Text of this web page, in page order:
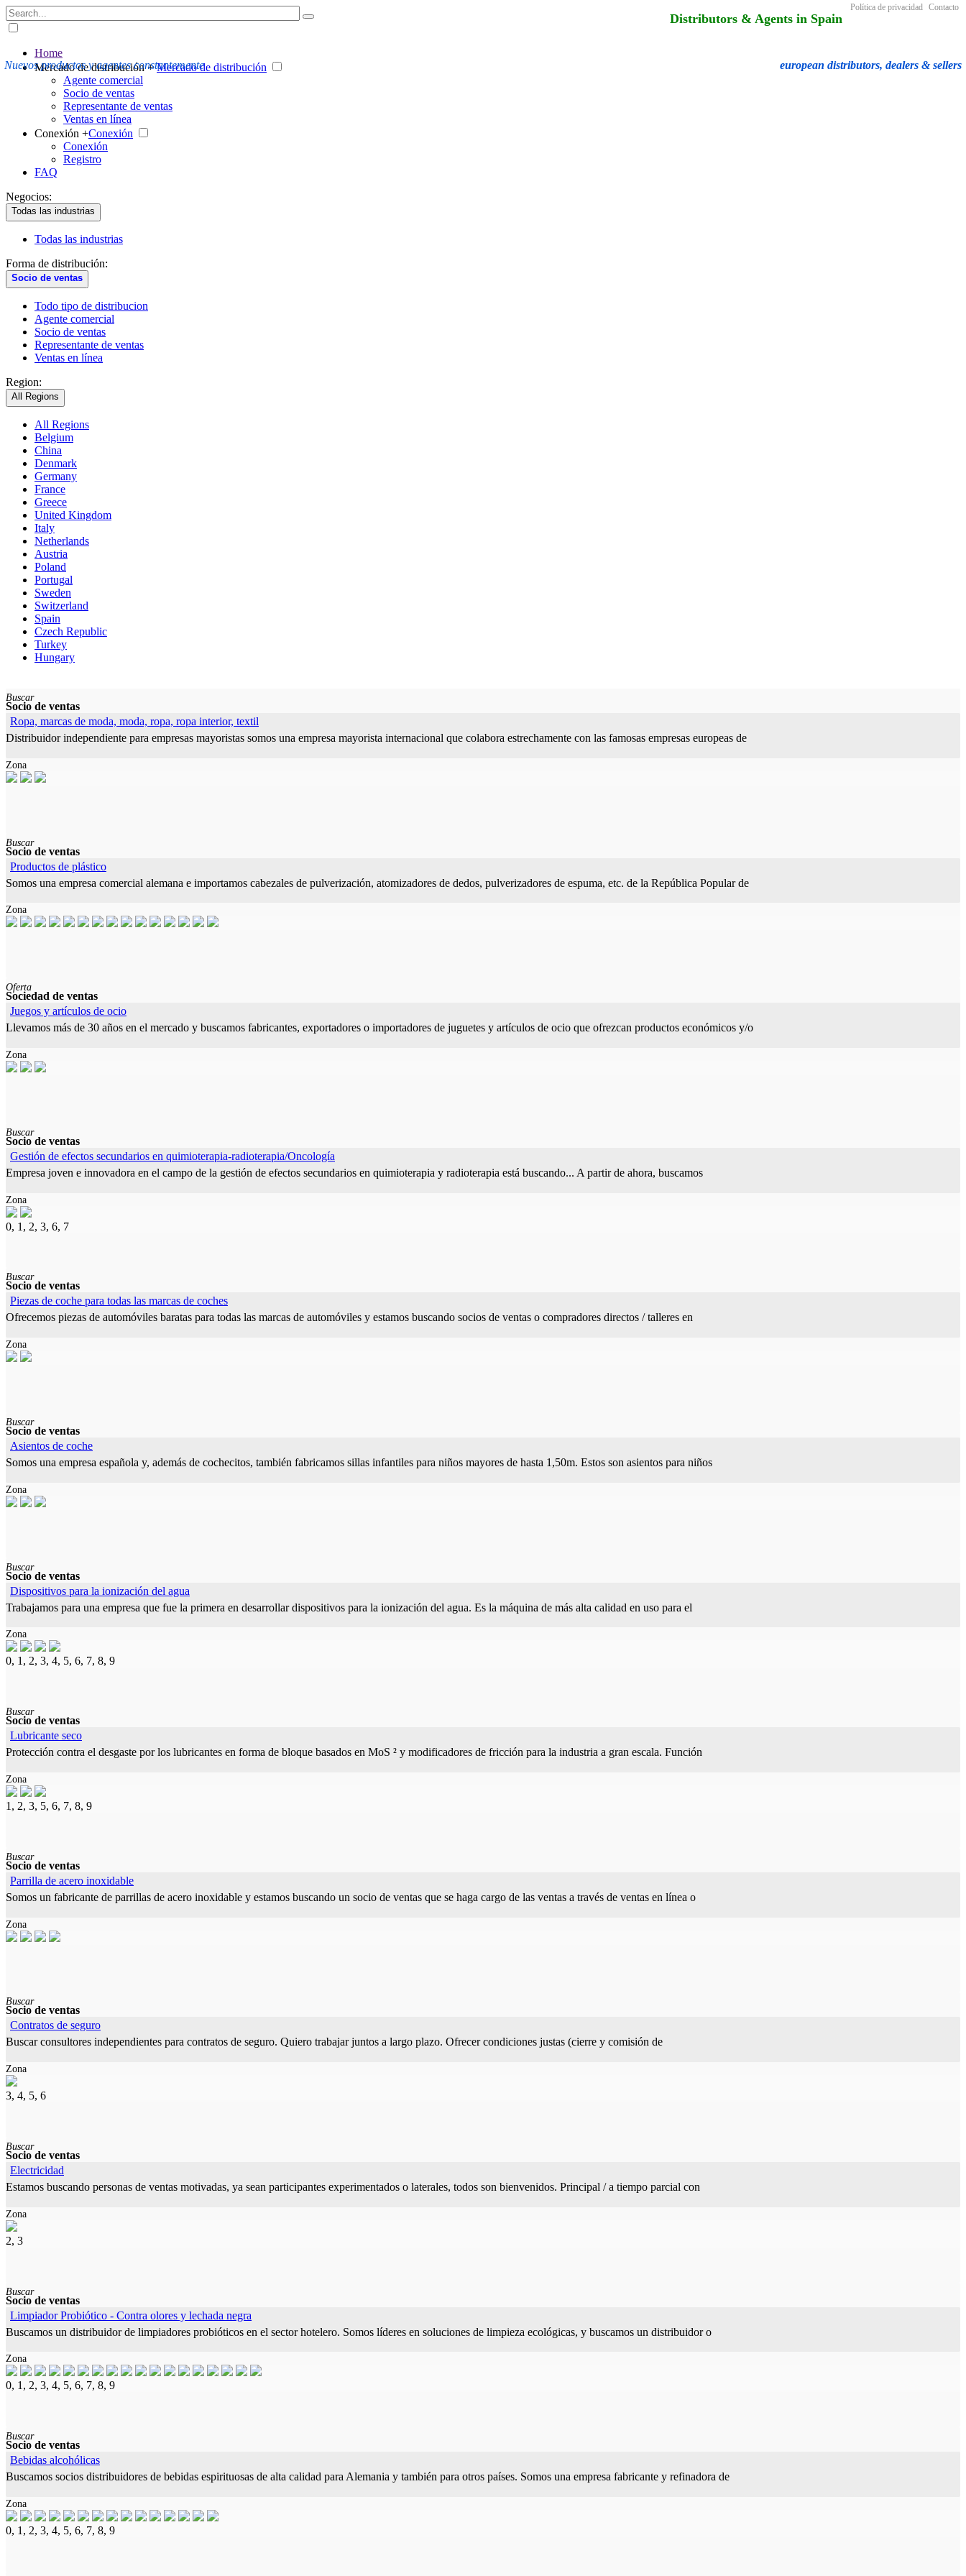
Distributors & Agents in Spain
Nuevos productos y agentes constantemente european distributors, dealers & sellers
Política de privacidad Contacto
Home
Mercado de distribución + Mercado de distribución
Agente comercial
Socio de ventas
Representante de ventas
Ventas en línea
Conexión +Conexión
Conexión
Registro
FAQ
Negocios:
Todas las industrias
Todas las industrias
Forma de distribución:
Socio de ventas
Todo tipo de distribucion
Agente comercial
Socio de ventas
Representante de ventas
Ventas en línea
Region:
All Regions
All Regions
Belgium
China
Denmark
Germany
France
Greece
United Kingdom
Italy
Netherlands
Austria
Poland
Portugal
Sweden
Switzerland
Spain
Czech Republic
Turkey
Hungary
Buscar
Socio de ventas
Ropa, marcas de moda, moda, ropa, ropa interior, textil
Distribuidor independiente para empresas mayoristas somos una empresa mayorista internacional que colabora estrechamente con las famosas empresas europeas de
Zona
Buscar
Socio de ventas
Productos de plástico
Somos una empresa comercial alemana e importamos cabezales de pulverización, atomizadores de dedos, pulverizadores de espuma, etc. de la República Popular de
Zona
Oferta
Sociedad de ventas
Juegos y artículos de ocio
Llevamos más de 30 años en el mercado y buscamos fabricantes, exportadores o importadores de juguetes y artículos de ocio que ofrezcan productos económicos y/o
Zona
Buscar
Socio de ventas
Gestión de efectos secundarios en quimioterapia-radioterapia/Oncología
Empresa joven e innovadora en el campo de la gestión de efectos secundarios en quimioterapia y radioterapia está buscando... A partir de ahora, buscamos
Zona
0, 1, 2, 3, 6, 7
Buscar
Socio de ventas
Piezas de coche para todas las marcas de coches
Ofrecemos piezas de automóviles baratas para todas las marcas de automóviles y estamos buscando socios de ventas o compradores directos / talleres en
Zona
Buscar
Socio de ventas
Asientos de coche
Somos una empresa española y, además de cochecitos, también fabricamos sillas infantiles para niños mayores de hasta 1,50m. Estos son asientos para niños
Zona
Buscar
Socio de ventas
Dispositivos para la ionización del agua
Trabajamos para una empresa que fue la primera en desarrollar dispositivos para la ionización del agua. Es la máquina de más alta calidad en uso para el
Zona
0, 1, 2, 3, 4, 5, 6, 7, 8, 9
Buscar
Socio de ventas
Lubricante seco
Protección contra el desgaste por los lubricantes en forma de bloque basados en MoS ² y modificadores de fricción para la industria a gran escala. Función
Zona
1, 2, 3, 5, 6, 7, 8, 9
Buscar
Socio de ventas
Parrilla de acero inoxidable
Somos un fabricante de parrillas de acero inoxidable y estamos buscando un socio de ventas que se haga cargo de las ventas a través de ventas en línea o
Zona
Buscar
Socio de ventas
Contratos de seguro
Buscar consultores independientes para contratos de seguro. Quiero trabajar juntos a largo plazo. Ofrecer condiciones justas (cierre y comisión de
Zona
3, 4, 5, 6
Buscar
Socio de ventas
Electricidad
Estamos buscando personas de ventas motivadas, ya sean participantes experimentados o laterales, todos son bienvenidos. Principal / a tiempo parcial con
Zona
2, 3
Buscar
Socio de ventas
Limpiador Probiótico - Contra olores y lechada negra
Buscamos un distribuidor de limpiadores probióticos en el sector hotelero. Somos líderes en soluciones de limpieza ecológicas, y buscamos un distribuidor o
Zona
0, 1, 2, 3, 4, 5, 6, 7, 8, 9
Buscar
Socio de ventas
Bebidas alcohólicas
Buscamos socios distribuidores de bebidas espirituosas de alta calidad para Alemania y también para otros países. Somos una empresa fabricante y refinadora de
Zona
0, 1, 2, 3, 4, 5, 6, 7, 8, 9